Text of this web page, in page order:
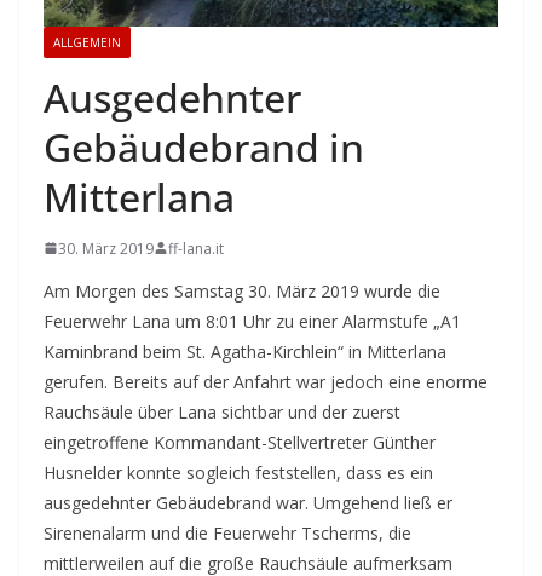
ALLGEMEIN
Ausgedehnter
Gebäudebrand in
Mitterlana
30. März 2019 ff-lana.it
Am Morgen des Samstag 30. März 2019 wurde die
Feuerwehr Lana um 8:01 Uhr zu einer Alarmstufe „A1
Kaminbrand beim St. Agatha-Kirchlein“ in Mitterlana
gerufen. Bereits auf der Anfahrt war jedoch eine enorme
Rauchsäule über Lana sichtbar und der zuerst
eingetroffene Kommandant-Stellvertreter Günther
Husnelder konnte sogleich feststellen, dass es ein
ausgedehnter Gebäudebrand war. Umgehend ließ er
Sirenenalarm und die Feuerwehr Tscherms, die
mittlerweilen auf die große Rauchsäule aufmerksam